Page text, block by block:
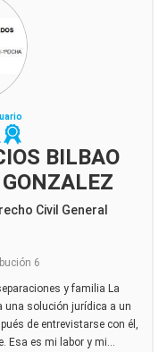
BILBAO
Civil General
6
y familia La
una solución jurídica a un
de entrevistarse con él,
Esa es mi labor y mi...